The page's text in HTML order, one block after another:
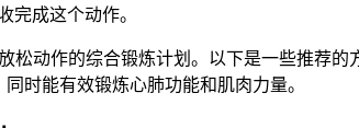
完成这个动作。
动作的综合锻炼计划。以下是一些推荐
时能有效锻炼心肺功能和肌肉力量。